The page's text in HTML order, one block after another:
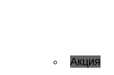
Акция